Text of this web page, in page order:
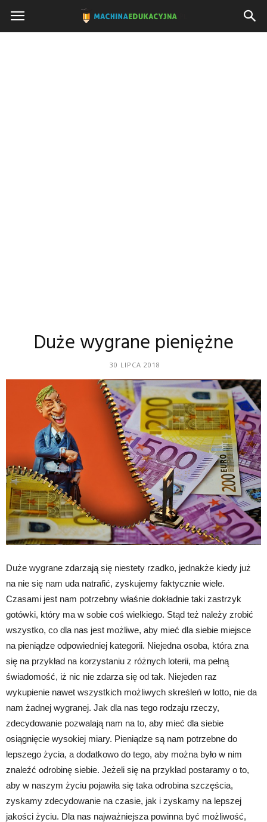
Machinaedukacyjna.pl
Duże wygrane pieniężne
30 LIPCA 2018
Duże wygrane zdarzają się niestety rzadko, jednakże kiedy już
na nie się nam uda natrafić, zyskujemy faktycznie wiele.
Czasami jest nam potrzebny właśnie dokładnie taki zastrzyk
gotówki, który ma w sobie coś wielkiego. Stąd też należy zrobić
wszystko, co dla nas jest możliwe, aby mieć dla siebie miejsce
na pieniądze odpowiedniej kategorii. Niejedna osoba, która zna
się na przykład na korzystaniu z różnych loterii, ma pełną
świadomość, iż nic nie zdarza się od tak. Niejeden raz
wykupienie nawet wszystkich możliwych skreśleń w lotto, nie da
nam żadnej wygranej. Jak dla nas tego rodzaju rzeczy,
zdecydowanie pozwalają nam na to, aby mieć dla siebie
osiągnięcie wysokiej miary. Pieniądze są nam potrzebne do
lepszego życia, a dodatkowo do tego, aby można było w nim
znaleźć odrobinę siebie. Jeżeli się na przykład postaramy o to,
aby w naszym życiu pojawiła się taka odrobina szczęścia,
zyskamy zdecydowanie na czasie, jak i zyskamy na lepszej
jakości życiu. Dla nas najważniejsza powinna być możliwość,